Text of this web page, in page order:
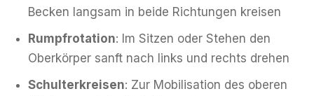
Becken langsam in beide Richtungen kreisen
Rumpfrotation: Im Sitzen oder Stehen den
Oberkörper sanft nach links und rechts drehen
Schulterkreisen: Zur Mobilisation des oberen